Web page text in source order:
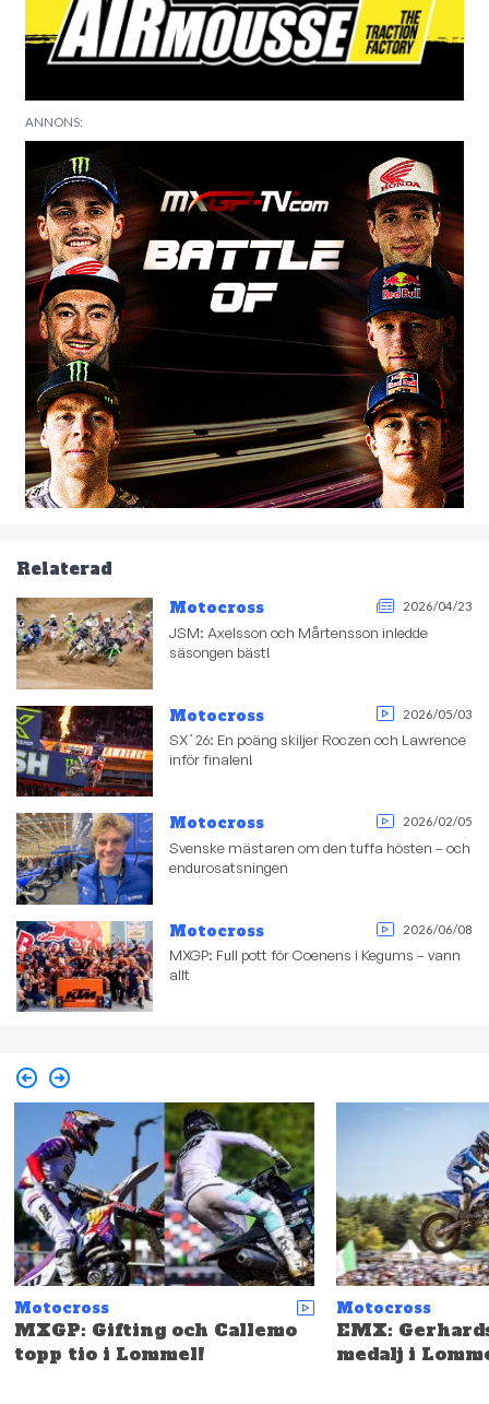
ANNONS:
Relaterad
Motocross 2026/04/23
JSM: Axelsson och Mårtensson inledde
säsongen bäst!
Motocross 2026/05/03
SX´26: En poäng skiljer Roczen och Lawrence
inför finalen!
Motocross 2026/02/05
Svenske mästaren om den tuffa hösten – och
endurosatsningen
Motocross 2026/06/08
MXGP: Full pott för Coenens i Kegums – vann
allt
Motocross
MXGP: Gifting och Callemo
topp tio i Lommel!
Motocross
EMX:
medalj i